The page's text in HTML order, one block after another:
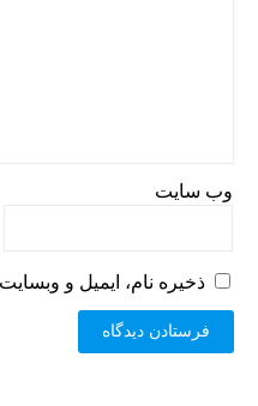
وب‌ سایت
ذخیره نام، ایمیل و